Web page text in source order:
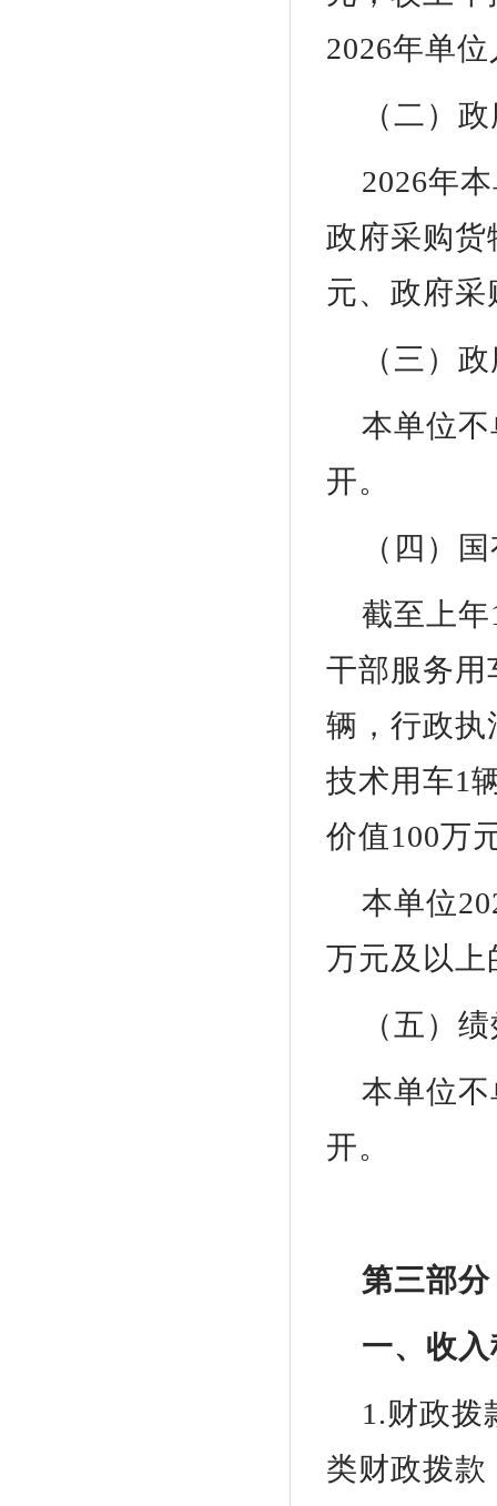
2026年单
（二）
2026年
政府采购货
元、政府采
（三）
本单位
开。
（四）
截至上
干部服务用
辆，行政执
技术用车1
价值100万
本单位
万元及以上
（五）
本单位
开。
第三部
一、收
1.财政拨
类财政拨